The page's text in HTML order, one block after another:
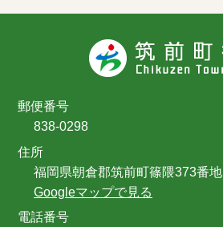
郵便番号
838-0298
住所
福岡県朝倉郡筑前町篠隈373番地
Googleマップで見る
電話番号